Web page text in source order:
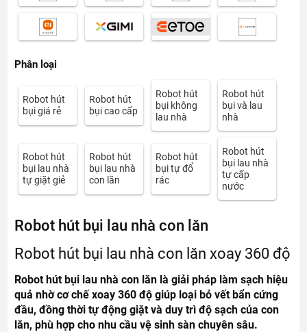
Phân loại
Robot hút
bụi giá rẻ
Robot hút
bụi cao cấp
Robot hút
bụi không
lau nhà
Robot hút
bụi và lau
nhà
Robot hút
bụi lau nhà
tự giặt giẻ
Robot hút
bụi lau nhà
con lăn
Robot hút
bụi tự đổ
rác
Robot hút
bụi lau nhà
tự cấp
nước
Robot hút bụi lau nhà con lăn
Robot hút bụi lau nhà con lăn xoay 360 độ
Robot hút bụi lau nhà con lăn là giải pháp làm sạch hiệu
quả nhờ cơ chế xoay 360 độ giúp loại bỏ vết bẩn cứng
đầu, đồng thời tự động giặt và duy trì độ sạch của con
lăn, phù hợp cho nhu cầu vệ sinh sàn chuyên sâu.